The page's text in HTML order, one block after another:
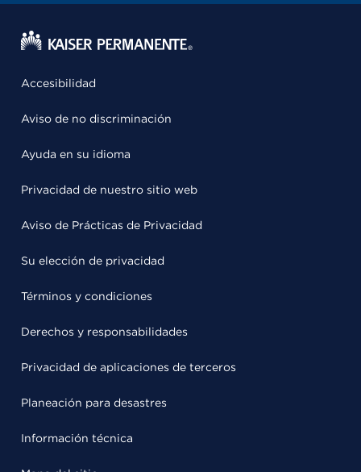
Accesibilidad
Aviso de no discriminación
Ayuda en su idioma
Privacidad de nuestro sitio web
Aviso de Prácticas de Privacidad
Su elección de privacidad
Términos y condiciones
Derechos y responsabilidades
Privacidad de aplicaciones de terceros
Planeación para desastres
Información técnica